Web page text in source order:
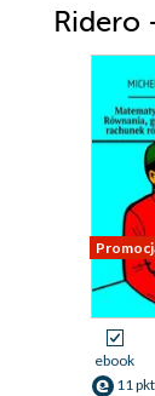
Ridero
ebook
11 pkt